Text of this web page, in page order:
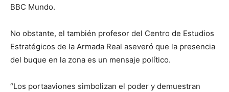
BBC Mundo.
No obstante, el también profesor del Centro de Estudios
Estratégicos de la Armada Real aseveró que la presencia
del buque en la zona es un mensaje político.
“Los portaaviones simbolizan el poder y demuestran